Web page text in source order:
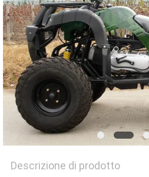
Descrizione di prodotto